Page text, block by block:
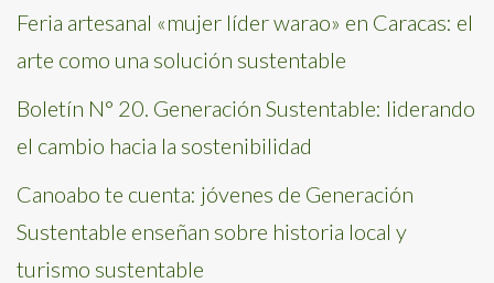
Feria artesanal «mujer líder warao» en Caracas: el
arte como una solución sustentable
Boletín N° 20. Generación Sustentable: liderando
el cambio hacia la sostenibilidad
Canoabo te cuenta: jóvenes de Generación
Sustentable enseñan sobre historia local y
turismo sustentable